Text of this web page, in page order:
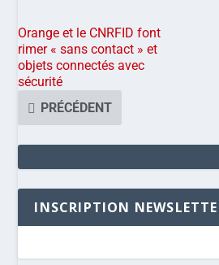
Orange et le CNRFID font
rimer « sans contact » et
objets connectés avec
sécurité
PRÉCÉDENT
INSCRIPTION